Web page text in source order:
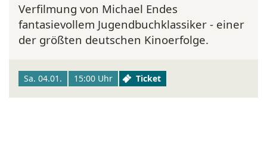
Verfilmung von Michael Endes
fantasievollem Jugendbuchklassiker - einer
der größten deutschen Kinoerfolge.
Sa. 04.01. 15:00 Uhr Ticket